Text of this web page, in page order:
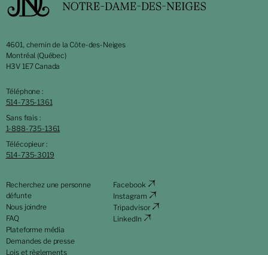
4601, chemin de la Côte-des-Neiges
Montréal (Québec)
H3V 1E7 Canada
Téléphone :
514-735-1361
Sans frais :
1-888-735-1361
Télécopieur :
514-735-3019
Recherchez une personne
défunte
Nous joindre
FAQ
Plateforme média
Demandes de presse
Lois et règlements
Facebook
Instagram
Tripadvisor
LinkedIn